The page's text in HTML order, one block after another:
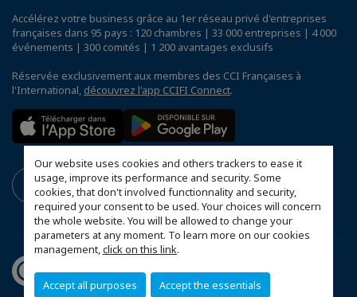
Our website uses cookies and others trackers to ease it
usage, improve its performance and security. Some
cookies, that don't involved functionnality and security,
required your consent to be used. Your choices will concern
the whole website. You will be allowed to change your
parameters at any moment. To learn more on our cookies
management,click on this link.
Accept all purposes Accept the essentials
Accélérez votre business grâce au 1er réseau privé d'entreprises
françaises dans 95 pays : 120 chambres | 33 000 entreprises | 4 000
événements | 300 comités | 1 200 avantages exclusifs
Réservée exclusivement aux membres des CCI Françaises à
l'International, découvrez l'app CCIFI Connect.